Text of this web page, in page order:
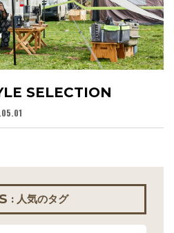
SELECTION
: 人気のタグ